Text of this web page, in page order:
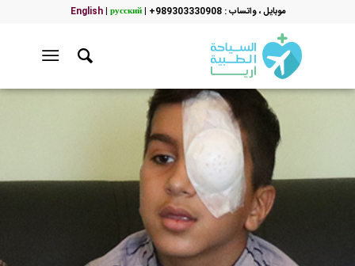
موبایل ، واتساب : 989303330908+ |
English| русский